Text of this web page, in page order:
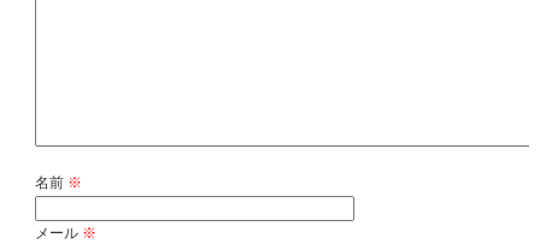
名前 ※
メール ※